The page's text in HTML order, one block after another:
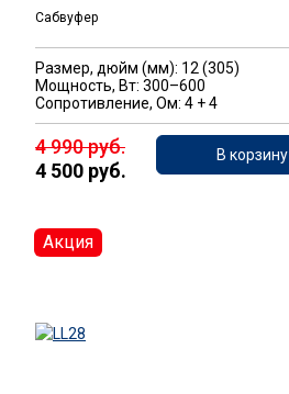
Сабвуфер
Размер, дюйм (мм): 12 (305)
Мощность, Вт: 300–600
Сопротивление, Ом: 4 + 4
4 990 руб.
4 500 руб.
В корзину
Акция